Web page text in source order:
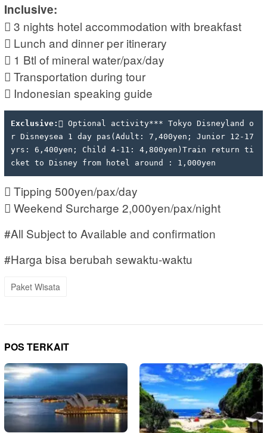
Inclusive:
 3 nights hotel accommodation with breakfast
 Lunch and dinner per itinerary
 1 Btl of mineral water/pax/day
 Transportation during tour
 Indonesian speaking guide
Exclusive:  Optional activity*** Tokyo Disneyland o
r Disneysea 1 day pas(Adult: 7,400yen; Junior 12-17
yrs: 6,400yen; Child 4-11: 4,800yen)Train return ti
cket to Disney from hotel around : 1,000yen
 Tipping 500yen/pax/day
 Weekend Surcharge 2,000yen/pax/night
#All Subject to Available and confirmation
#Harga bisa berubah sewaktu-waktu
Paket Wisata
POS TERKAIT